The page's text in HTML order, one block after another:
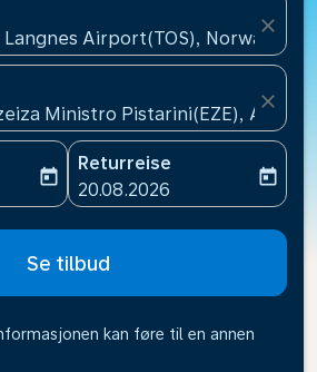
Langnes Airport(TOS), Norway
close
Ministro Pistarini(EZE),
close
date-aria-label
today
Returreise
fc-booking-return-date-
20.08.2026
today
Se tilbud
kan føre til en annen